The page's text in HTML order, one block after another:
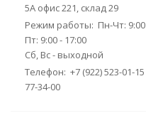
5А офис 221, склад 29
Режим работы: Пн-Чт:
Пт: 9:00 - 17:00
Сб, Вс - выходной
Телефон: +7 (922) 523-01-
77-34-00